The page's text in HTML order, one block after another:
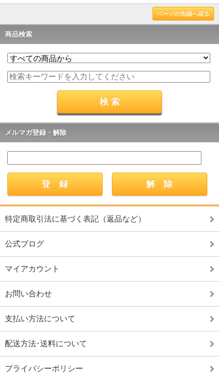
ページの先頭へ戻る
商品検索
メルマガ登録・解除
特定商取引法に基づく表記（返品など）
公式ブログ
マイアカウント
お問い合わせ
支払い方法について
配送方法･送料について
プライバシーポリシー